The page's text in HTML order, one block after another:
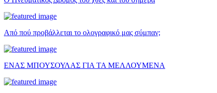
Από πού προβάλλεται το ολογραφικό μας σύμπαν;
ΕΝΑΣ ΜΠΟΥΣΟΥΛΑΣ ΓΙΑ ΤΑ ΜΕΛΛΟΥΜΕΝΑ